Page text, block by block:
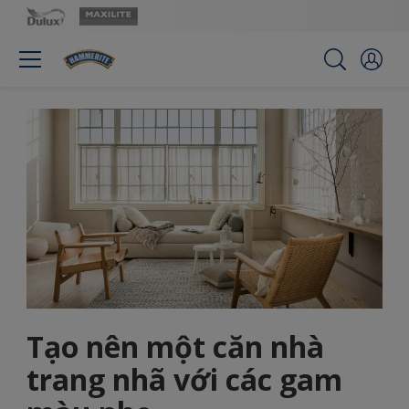
Tạo nên một căn nhà
trang nhã với các gam